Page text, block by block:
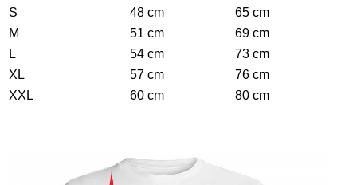
S
48 cm
65 cm
M
51 cm
69 cm
L
54 cm
73 cm
XL
57 cm
76 cm
XXL
60 cm 80 cm